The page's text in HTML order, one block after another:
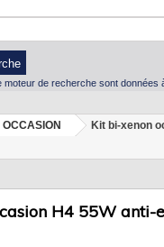
moteur de recherche sont données
OCCASION
Kit bi-xenon
H4 55W anti-